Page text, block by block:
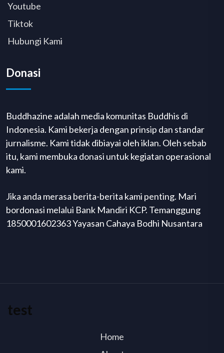
Youtube
Tiktok
Hubungi Kami
Donasi
Buddhazine adalah media komunitas Buddhis di
Indonesia. Kami bekerja dengan prinsip dan standar
jurnalisme. Kami tidak dibiayai oleh iklan. Oleh sebab
itu, kami membuka donasi untuk kegiatan operasional
kami.
Jika anda merasa berita-berita kami penting. Mari
bordonasi melalui Bank Mandiri KCP. Temanggung
1850001602363 Yayasan Cahaya Bodhi Nusantara
test
Home